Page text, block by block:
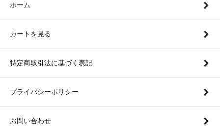
ホーム
カートを見る
特定商取引法に基づく表記
プライバシーポリシー
お問い合わせ